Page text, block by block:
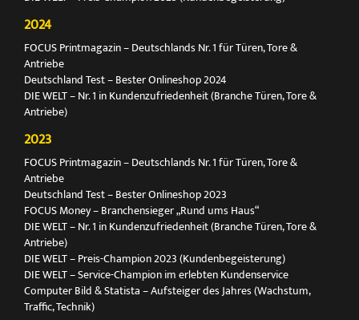
2024
FOCUS Printmagazin – Deutschlands Nr. 1 für Türen, Tore &
Antriebe
Deutschland Test – Bester Onlineshop 2024
DIE WELT – Nr. 1 in Kundenzufriedenheit (Branche Türen, Tore &
Antriebe)
2023
FOCUS Printmagazin – Deutschlands Nr. 1 für Türen, Tore &
Antriebe
Deutschland Test – Bester Onlineshop 2023
FOCUS Money – Branchensieger „Rund ums Haus“
DIE WELT – Nr. 1 in Kundenzufriedenheit (Branche Türen, Tore &
Antriebe)
DIE WELT – Preis-Champion 2023 (Kundenbegeisterung)
DIE WELT – Service-Champion im erlebten Kundenservice
Computer Bild & Statista – Aufsteiger des Jahres (Wachstum,
Traffic, Technik)